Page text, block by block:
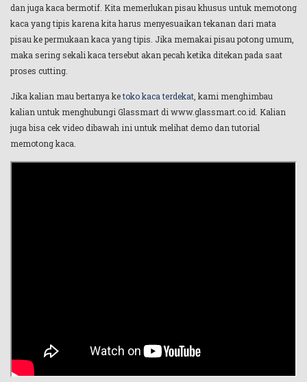
dan juga kaca bermotif. Kita memerlukan pisau khusus untuk memotong
kaca yang tipis karena kita harus menyesuaikan tekanan dari mata
pisau ke permukaan kaca yang tipis. Jika memakai pisau potong umum,
maka sering sekali kaca tersebut akan pecah ketika ditekan pada saat
proses cutting.
Jika kalian mau bertanya ketoko kaca terdekat , kami menghimbau
kalian untuk menghubungi Glassmart di www.glassmart.co.id. Kalian
juga bisa cek video dibawah ini untuk melihat demo dan tutorial
memotong kaca.